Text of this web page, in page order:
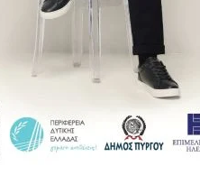
φορές το
ώστε να μας
σκάλες, να
εξαιρετικά